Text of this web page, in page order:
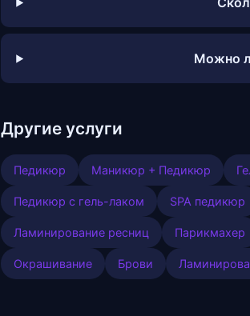
Можно
Другие услуги
Педикюр Маникюр + Педикюр
Педикюр с гель-лаком SPA педикюр
Ламинирование ресниц Парикмахер
Окрашивание Брови